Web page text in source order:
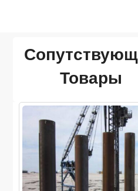
Товары